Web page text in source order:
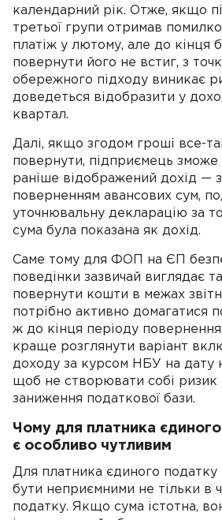
календарний рік. Отже, якщо
третьої групи отримав
платіж у лютому, але до кінця
повернути його не встиг, з
обережного підходу виникає
доведеться відобразити у
квартал.
Далі, якщо згодом гроші все-
повернути, підприємець зможе
раніше відображений дохід —
поверненням авансових сум,
уточнювальну декларацію за
сума була показана як дохід.
Саме тому для ФОП на ЄП
поведінки зазвичай виглядає
повернути кошти в межах
потрібно активно домагатися
ж до кінця періоду повернення
краще розглянути варіант
доходу за курсом НБУ на дату
щоб не створювати собі ризик
заниження податкової бази.
Чому для платника
є особливо чутливим
Для платника єдиного податку
бути неприємними не тільки в
податку. Якщо сума істотна,